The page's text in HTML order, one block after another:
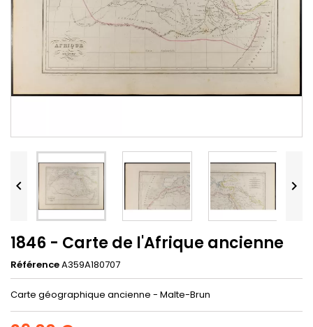
 
1846 - Carte de l'Afrique ancienne
RéférenceA359A180707
Carte géographique ancienne - Malte-Brun